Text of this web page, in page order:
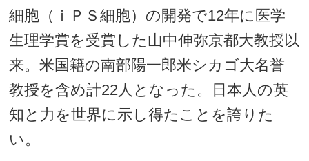
細胞（ｉＰＳ細胞）の開発で12年に医学
生理学賞を受賞した山中伸弥京都大教授以
来。米国籍の南部陽一郎米シカゴ大名誉
教授を含め計22人となった。日本人の英
知と力を世界に示し得たことを誇りた
い。